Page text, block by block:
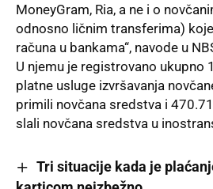
MoneyGram, Ria, a ne i o
odnosno ličnim transferima)
računa u bankama“, navode u
U njemu je registrovano ukupno
platne usluge izvršavanja
primili novčana sredstva i
slali novčana sredstva u
Tri situacije kada je